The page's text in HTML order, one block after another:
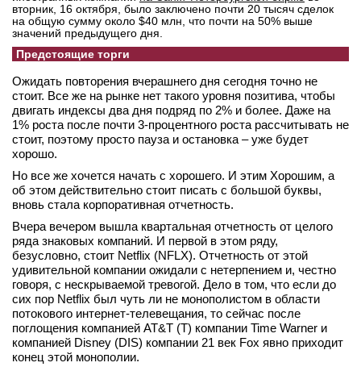
вторник, 16 октября, было заключено почти 20 тысяч сделок
на общую сумму около $40 млн, что почти на 50% выше
значений предыдущего дня.
Предстоящие торги
Ожидать повторения вчерашнего дня сегодня точно не
стоит. Все же на рынке нет такого уровня позитива, чтобы
двигать индексы два дня подряд по 2% и более. Даже на
1% роста после почти 3-процентного роста рассчитывать не
стоит, поэтому просто пауза и остановка – уже будет
хорошо.
Но все же хочется начать с хорошего. И этим Хорошим, а
об этом действительно стоит писать с большой буквы,
вновь стала корпоративная отчетность.
Вчера вечером вышла квартальная отчетность от целого
ряда знаковых компаний. И первой в этом ряду,
безусловно, стоит Netflix (NFLX). Отчетность от этой
удивительной компании ожидали с нетерпением и, честно
говоря, с нескрываемой тревогой. Дело в том, что если до
сих пор Netflix был чуть ли не монополистом в области
потокового интернет-телевещания, то сейчас после
поглощения компанией AT&T (T) компании Time Warner и
компанией Disney (DIS) компании 21 век Fox явно приходит
конец этой монополии.